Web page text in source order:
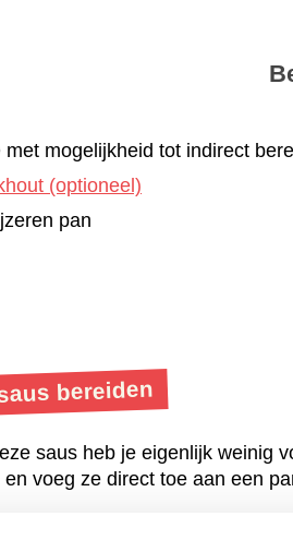
met mogelijkheid tot indirect
(optioneel)
pan
bereiden
saus heb je eigenlijk weinig
en voeg ze direct toe aan een